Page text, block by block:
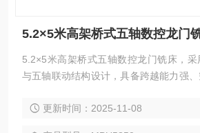
5.2×5米高架桥式五轴数控龙门
5.2×5米高架桥式五轴数控龙门铣床，
与五轴联动结构设计，具备跨越能力强、
大幅减少工序与误差。支持铣、钻、镗
更新时间：2025-11-08